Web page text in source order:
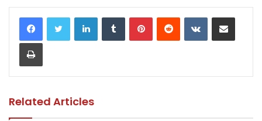
c
e
b
o
k
itt
er
a
ts
p
ai
l
p
y
n
ar
e
LinkedInTumblrPinterestReddit VKontakteShare via Email
Print
Related Articles